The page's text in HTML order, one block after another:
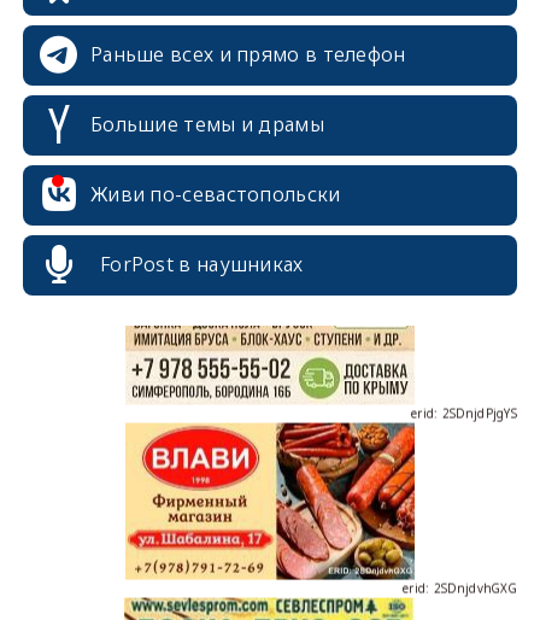
Раньше всех и прямо в телефон
Большие темы и драмы
Живи по-севастопольски
ForPost в наушниках
erid: 2SDnjcrDNw6
erid: 2SDnjdvhGXG